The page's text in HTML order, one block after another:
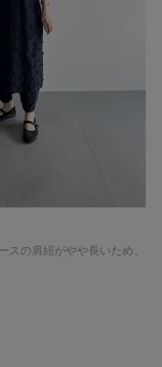
の肩紐がやや長いため、